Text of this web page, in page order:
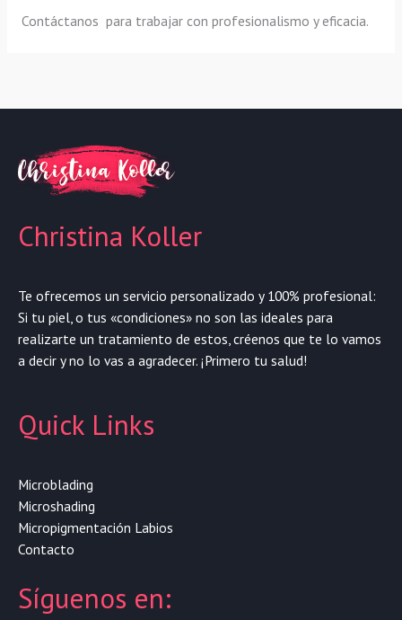
Contáctanos para trabajar con profesionalismo y eficacia.
Christina Koller
Te ofrecemos un servicio personalizado y 100% profesional:
Si tu piel, o tus «condiciones» no son las ideales para
realizarte un tratamiento de estos, créenos que te lo vamos
a decir y no lo vas a agradecer. ¡Primero tu salud!
Quick Links
Microblading
Microshading
Micropigmentación Labios
Contacto
Síguenos en: